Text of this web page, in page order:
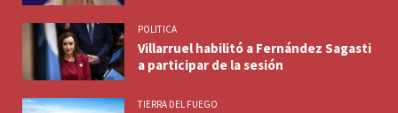
POLITICA
Villarruel habilitó a Fernández Sagasti
a participar de la sesión
TIERRA DEL FUEGO